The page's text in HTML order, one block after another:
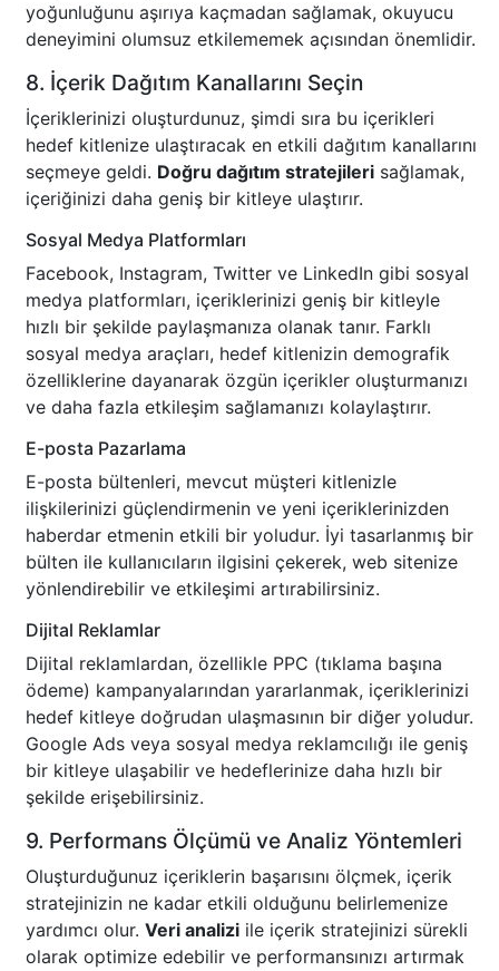
yoğunluğunu aşırıya kaçmadan sağlamak, okuyucu
deneyimini olumsuz etkilememek açısından önemlidir.
8. İçerik Dağıtım Kanallarını Seçin
İçeriklerinizi oluşturdunuz, şimdi sıra bu içerikleri
hedef kitlenize ulaştıracak en etkili dağıtım kanallarını
seçmeye geldi. Doğru dağıtım stratejileri sağlamak,
içeriğinizi daha geniş bir kitleye ulaştırır.
Sosyal Medya Platformları
Facebook, Instagram, Twitter ve LinkedIn gibi sosyal
medya platformları, içeriklerinizi geniş bir kitleyle
hızlı bir şekilde paylaşmanıza olanak tanır. Farklı
sosyal medya araçları, hedef kitlenizin demografik
özelliklerine dayanarak özgün içerikler oluşturmanızı
ve daha fazla etkileşim sağlamanızı kolaylaştırır.
E-posta Pazarlama
E-posta bültenleri, mevcut müşteri kitlenizle
ilişkilerinizi güçlendirmenin ve yeni içeriklerinizden
haberdar etmenin etkili bir yoludur. İyi tasarlanmış bir
bülten ile kullanıcıların ilgisini çekerek, web sitenize
yönlendirebilir ve etkileşimi artırabilirsiniz.
Dijital Reklamlar
Dijital reklamlardan, özellikle PPC (tıklama başına
ödeme) kampanyalarından yararlanmak, içeriklerinizi
hedef kitleye doğrudan ulaşmasının bir diğer yoludur.
Google Ads veya sosyal medya reklamcılığı ile geniş
bir kitleye ulaşabilir ve hedeflerinize daha hızlı bir
şekilde erişebilirsiniz.
9. Performans Ölçümü ve Analiz Yöntemleri
Oluşturduğunuz içeriklerin başarısını ölçmek, içerik
stratejinizin ne kadar etkili olduğunu belirlemenize
yardımcı olur. Veri analizi ile içerik stratejinizi sürekli
olarak optimize edebilir ve performansınızı artırmak